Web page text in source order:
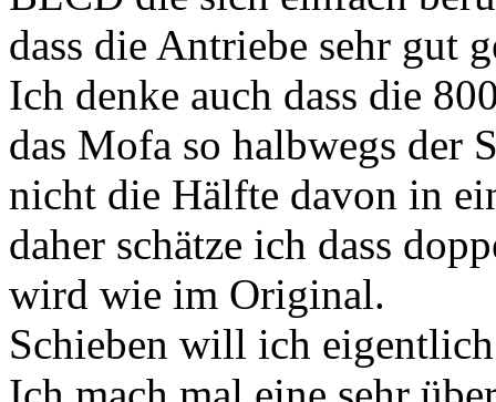
dass die Antriebe sehr gut
Ich denke auch dass die
das Mofa so halbwegs der
nicht die Hälfte davon in
daher schätze ich dass
wird wie im Original.
Schieben will ich